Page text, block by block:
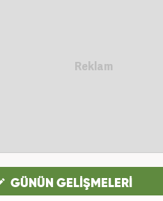
GÜNÜN GELİŞMELERİ